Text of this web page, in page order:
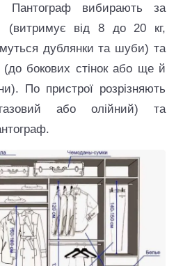
Пантограф вибирають за
(витримує від 8 до 20 кг,
дублянки та шуби) та
(до бокових стінок або ще й
По пристрої розрізняють
або олійний) та